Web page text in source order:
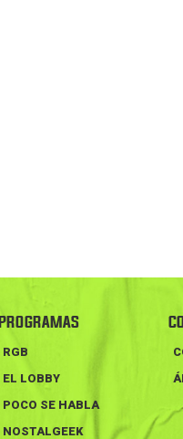
RGB
EL LOBBY
POCO SE HABLA
NOSTALGEEK